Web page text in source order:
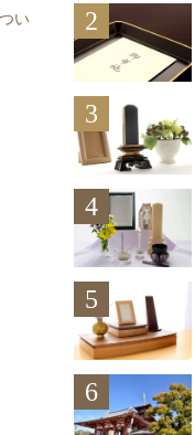
い
2
3
4
5
6